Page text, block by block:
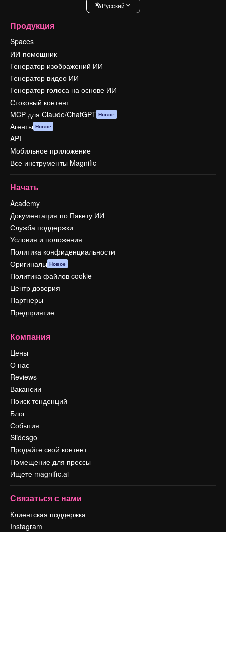
Pусский
Продукция
Spaces
ИИ-помощник
Генератор изображений ИИ
Генератор видео ИИ
Генератор голоса на основе ИИ
Стоковый контент
MCP для Claude/ChatGPT Новое
Агенты Новое
API
Мобильное приложение
Все инструменты Magnific
Начать
Academy
Документация по Пакету ИИ
Служба поддержки
Условия и положения
Политика конфиденциальности
Оригиналы Новое
Политика файлов cookie
Центр доверия
Партнеры
Предприятие
Компания
Цены
О нас
Reviews
Вакансии
Поиск тенденций
Блог
События
Slidesgo
Продайте свой контент
Помещение для прессы
Ищете magnific.ai
Связаться с нами
Клиентская поддержка
Instagram